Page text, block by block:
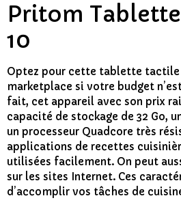
Pritom
10
Optez pour cette tablette tactile
marketplace si votre budget
fait, cet appareil avec son prix
capacité de stockage de 32 Go,
un processeur Quadcore très
applications de recettes
utilisées facilement. On peut
sur les sites Internet. Ces
d’accomplir vos tâches de